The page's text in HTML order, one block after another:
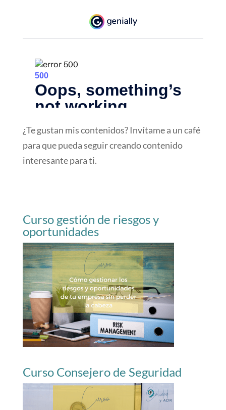
¿Te gustan mis contenidos? Invítame a un café
para que pueda seguir creando contenido
interesante para ti.
Curso gestión de riesgos y
oportunidades
Curso Consejero de Seguridad